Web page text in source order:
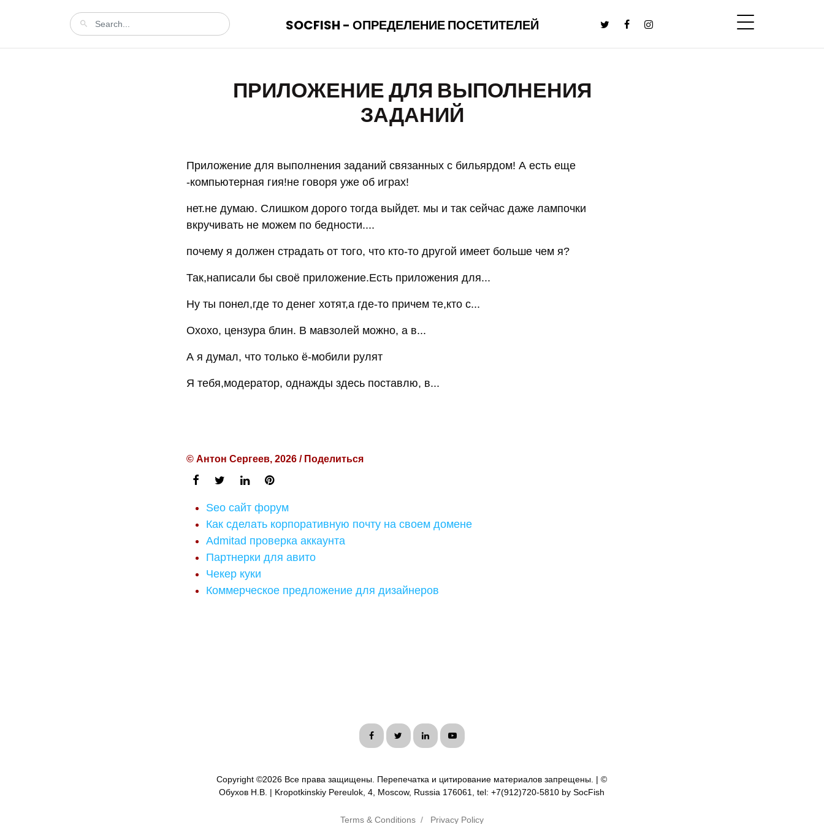
SOCFISH - ОПРЕДЕЛЕНИЕ ПОСЕТИТЕЛЕЙ
ПРИЛОЖЕНИЕ ДЛЯ ВЫПОЛНЕНИЯ
ЗАДАНИЙ
Приложение для выполнения заданий связанных с бильярдом! А есть еще
-компьютерная гия!не говоря уже об играх!
нет.не думаю. Слишком дорого тогда выйдет. мы и так сейчас даже лампочки
вкручивать не можем по бедности....
почему я должен страдать от того, что кто-то другой имеет больше чем я?
Так,написали бы своё приложение.Есть приложения для...
Ну ты понел,где то денег хотят,а где-то причем те,кто с...
Охохо, цензура блин. В мавзолей можно, а в...
А я думал, что только ё-мобили рулят
Я тебя,модератор, однажды здесь поставлю, в...
© Антон Сергеев, 2026 / Поделиться
Seo сайт форум
Как сделать корпоративную почту на своем домене
Admitad проверка аккаунта
Партнерки для авито
Чекер куки
Коммерческое предложение для дизайнеров
Copyright ©2026 Все права защищены. Перепечатка и цитирование материалов запрещены. | ©
Обухов Н.В. | Kropotkinskiy Pereulok, 4, Moscow, Russia 176061, tel: +7(912)720-5810 by SocFish
Terms & Conditions / Privacy Policy